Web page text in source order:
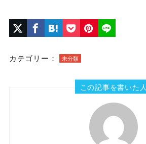
カテゴリー： 未分類
この記事を書いた人